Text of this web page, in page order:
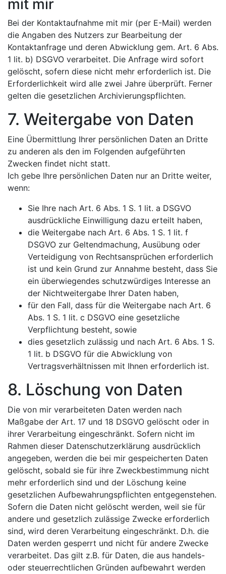
mit mir
Bei der Kontaktaufnahme mit mir (per E-Mail) werden
die Angaben des Nutzers zur Bearbeitung der
Kontaktanfrage und deren Abwicklung gem. Art. 6 Abs.
1 lit. b) DSGVO verarbeitet. Die Anfrage wird sofort
gelöscht, sofern diese nicht mehr erforderlich ist. Die
Erforderlichkeit wird alle zwei Jahre überprüft. Ferner
gelten die gesetzlichen Archivierungspflichten.
7. Weitergabe von Daten
Eine Übermittlung Ihrer persönlichen Daten an Dritte
zu anderen als den im Folgenden aufgeführten
Zwecken findet nicht statt.
Ich gebe Ihre persönlichen Daten nur an Dritte weiter,
wenn:
Sie Ihre nach Art. 6 Abs. 1 S. 1 lit. a DSGVO
ausdrückliche Einwilligung dazu erteilt haben,
die Weitergabe nach Art. 6 Abs. 1 S. 1 lit. f
DSGVO zur Geltendmachung, Ausübung oder
Verteidigung von Rechtsansprüchen erforderlich
ist und kein Grund zur Annahme besteht, dass Sie
ein überwiegendes schutzwürdiges Interesse an
der Nichtweitergabe Ihrer Daten haben,
für den Fall, dass für die Weitergabe nach Art. 6
Abs. 1 S. 1 lit. c DSGVO eine gesetzliche
Verpflichtung besteht, sowie
dies gesetzlich zulässig und nach Art. 6 Abs. 1 S.
1 lit. b DSGVO für die Abwicklung von
Vertragsverhältnissen mit Ihnen erforderlich ist.
8. Löschung von Daten
Die von mir verarbeiteten Daten werden nach
Maßgabe der Art. 17 und 18 DSGVO gelöscht oder in
ihrer Verarbeitung eingeschränkt. Sofern nicht im
Rahmen dieser Datenschutzerklärung ausdrücklich
angegeben, werden die bei mir gespeicherten Daten
gelöscht, sobald sie für ihre Zweckbestimmung nicht
mehr erforderlich sind und der Löschung keine
gesetzlichen Aufbewahrungspflichten entgegenstehen.
Sofern die Daten nicht gelöscht werden, weil sie für
andere und gesetzlich zulässige Zwecke erforderlich
sind, wird deren Verarbeitung eingeschränkt. D.h. die
Daten werden gesperrt und nicht für andere Zwecke
verarbeitet. Das gilt z.B. für Daten, die aus handels-
oder steuerrechtlichen Gründen aufbewahrt werden